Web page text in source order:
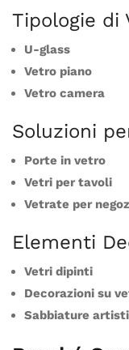
Tipologie di
U-glass
Vetro piano
Vetro camera
Soluzioni
Porte in vetro
Vetri per tavoli
Vetrate per
Elementi
Vetri dipinti
Decorazioni su
Sabbiature